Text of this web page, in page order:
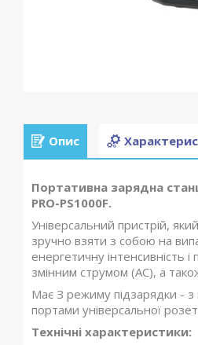
Опис
Портативна зарядна
PRO-PS1000F.
Універсальний пристрій,
зручно взяти з собою на
енергетичну інтенсивність
змінним струмом (AC), a
Має З режиму підзарядки - з
портами універсальної
Технічні характеристики: